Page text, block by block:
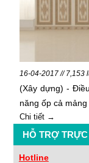
16-04-2017 // 7,153
(Xây dựng) -
năng ốp cả
Chi tiết →
HỖ TRỢ
Hotline